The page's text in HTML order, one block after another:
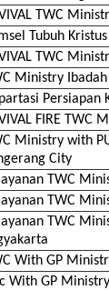
TWC
Tubuh
TWC
Ministry Ibadah
Persiapan
FIRE TWC
Ministry with
City
TWC
TWC
TWC
With GP
With GP